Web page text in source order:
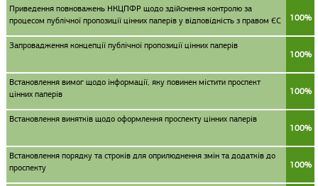
Приведення повноважень НКЦПФР щодо здійснення контролю за
процесом публічної пропозиції цінних паперів у відповідність з правом ЄС
100%
Запровадження концепції публічної пропозиції цінних паперів
100%
Встановлення вимог щодо інформації, яку повинен містити проспект
цінних паперів
100%
Встановлення винятків щодо оформлення проспекту цінних паперів
100%
Встановлення порядку та строків для оприлюднення змін та додатків до
проспекту
100%